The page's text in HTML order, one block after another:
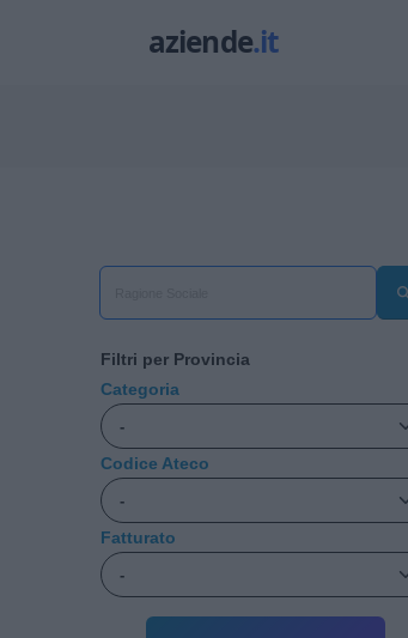
Filtri per Provincia
Categoria
Codice Ateco
Fatturato